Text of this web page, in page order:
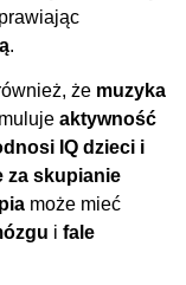
.
że muzyka
aktywność
IQ dzieci i
za skupianie
może mieć
i fale